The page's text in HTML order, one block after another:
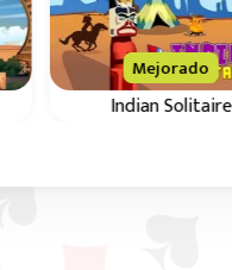
Indian Solitaire
Mejorado